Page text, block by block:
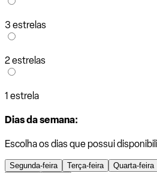
3 estrelas
2 estrelas
1 estrela
Dias da semana:
Escolha os dias que possui
Segunda-feira Terça-feira Quarta-feira